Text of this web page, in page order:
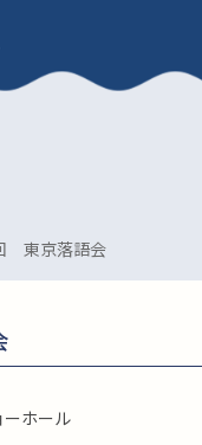
東京落語会
ーホール